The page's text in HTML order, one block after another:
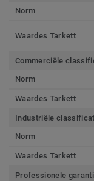
Norm
Waardes Tarkett
Commerciële
Norm
Waardes Tarkett
Industriële
Norm
Waardes Tarkett
Professionele